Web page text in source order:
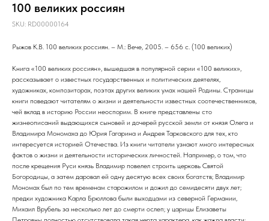
100 великих россиян
SKU: RD00000164
Рыжов К.В. 100 великих россиян. – М.: Вече, 2005. – 656 с. (100 великих)
Книга «100 великих россиян», вышедшая в популярной серии «100 великих»,
рассказывает о известных государственных и политических деятелях,
художниках, композиторах, поэтах других великих умах нашей Родины. Страницы
книги поведают читателям о жизни и деятельности известных соотечественников,
чей вклад в историю России неоспорим. В книге представлены сто
жизнеописаний выдающихся сыновей и дочерей русской земли от князя Олега и
Владимира Мономаха до Юрия Гагарина и Андрея Тарковского для тех, кто
интересуется историей Отечества. Из книги читатели узнают много интересных
фактов о жизни и деятельности исторических личностей. Например, о том, что
после крещения Руси князь Владимир повелел строить церковь Святой
Богородицы, а затем даровал ей одну десятую всех своих богатств; Владимир
Мономах был по тем временам старожилом и дожил до семидесяти двух лет;
предки художника Карла Брюллова были выходцами из северной Германии,
Михаил Врубель за несколько лет до смерти ослеп; у царицы Елизаветы